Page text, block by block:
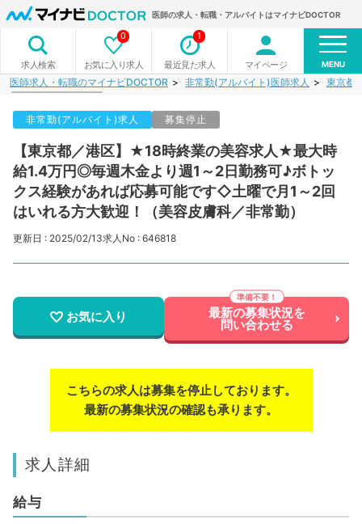
医師の求人・転職・アルバイトはマイナビDOCTOR
求人検索 お気に入り求人
0
最近見た求人
1
マイページ MENU
医師求人・転職のマイナビDOCTOR 非常勤(アルバイト)医師求人 東京都
非常勤(アルバイト)求人 募集停止
【東京都／港区】★18時終業の美容求人★最大時
給1.4万円◎毎週木金より週1～2日勤務可♪ボトッ
クス経験があれば応募可能です◇土曜で月1～2回
はいれる方大歓迎！（美容皮膚科／非常勤）
更新日 : 2025/02/13求人No : 646818
お気に入り 最新の募集状況を
問い合わせる
こちらの求人は募集を停止しております。
最新の募集状況の確認も承ります。
求人詳細
給与